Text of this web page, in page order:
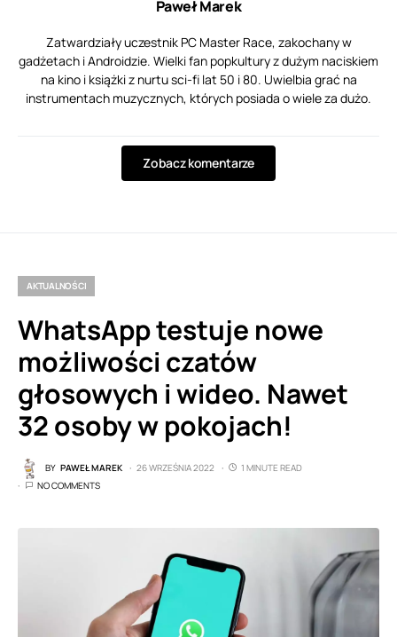
Paweł Marek
Zatwardziały uczestnik PC Master Race, zakochany w
gadżetach i Androidzie. Wielki fan popkultury z dużym naciskiem
na kino i książki z nurtu sci-fi lat 50 i 80. Uwielbia grać na
instrumentach muzycznych, których posiada o wiele za dużo.
Zobacz komentarze
AKTUALNOŚCI
WhatsApp testuje nowe
możliwości czatów
głosowych i wideo. Nawet
32 osoby w pokojach!
BY PAWEŁ MAREK 26 WRZEŚNIA 2022
1 MINUTE READ
NO COMMENTS